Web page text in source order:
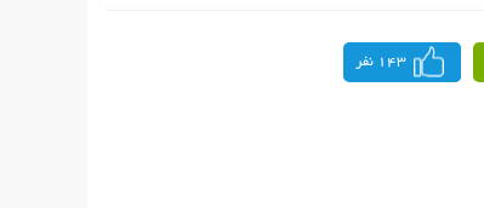
143 نفر